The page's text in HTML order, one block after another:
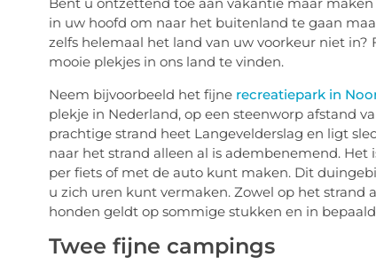
Bent u ontzettend toe aan vakantie maar
in uw hoofd om naar het buitenland te gaan
zelfs helemaal het land van uw voorkeur niet in?
mooie plekjes in ons land te vinden.
Neem bijvoorbeeld het fijne recreatiepark in
plekje in Nederland, op een steenworp afstand
prachtige strand heet Langevelderslag en ligt
naar het strand alleen al is adembenemend.
per fiets of met de auto kunt maken. Dit
u zich uren kunt vermaken. Zowel op het strand
honden geldt op sommige stukken en in
Twee fijne campings